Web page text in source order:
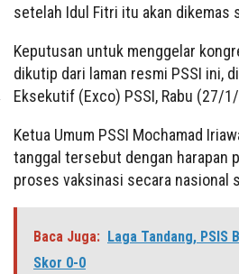
setelah Idul Fitri itu akan dikemas
Keputusan untuk menggelar
dikutip dari laman resmi PSSI ini,
Eksekutif (Exco) PSSI, Rabu (27/
Ketua Umum PSSI Mochamad
tanggal tersebut dengan harapan
proses vaksinasi secara nasional
Baca Juga: Laga Tandang, PSIS
Skor 0-0